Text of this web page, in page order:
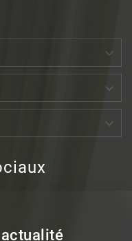


